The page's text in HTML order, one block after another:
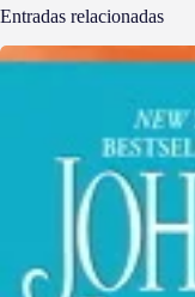
Entradas relacionadas